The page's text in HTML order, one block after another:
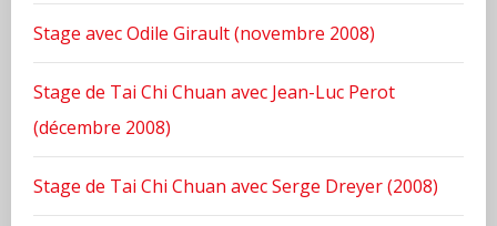
Stage avec Odile Girault (novembre 2008)
Stage de Tai Chi Chuan avec Jean-Luc Perot
(décembre 2008)
Stage de Tai Chi Chuan avec Serge Dreyer (2008)